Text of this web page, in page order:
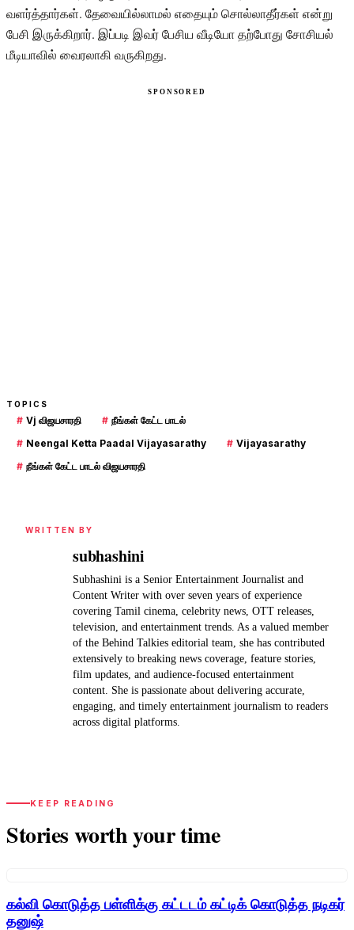
வளர்த்தார்கள். தேவையில்லாமல் எதையும் சொல்லாதீர்கள் என்று
பேசி இருக்கிறார். இப்படி இவர் பேசிய வீடியோ தற்போது சோசியல்
மீடியாவில் வைரலாகி வருகிறது.
TOPICS
# Vj விஜயசாரதி # நீங்கள் கேட்ட பாடல்
# Neengal Ketta Paadal Vijayasarathy # Vijayasarathy
# நீங்கள் கேட்ட பாடல் விஜயசாரதி
WRITTEN BY
subhashini
Subhashini is a Senior Entertainment Journalist and
Content Writer with over seven years of experience
covering Tamil cinema, celebrity news, OTT releases,
television, and entertainment trends. As a valued member
of the Behind Talkies editorial team, she has contributed
extensively to breaking news coverage, feature stories,
film updates, and audience-focused entertainment
content. She is passionate about delivering accurate,
engaging, and timely entertainment journalism to readers
across digital platforms.
KEEP READING
Stories worth your time
கல்வி கொடுத்த பள்ளிக்கு கட்டடம் கட்டிக் கொடுத்த நடிகர்
தனுஷ்